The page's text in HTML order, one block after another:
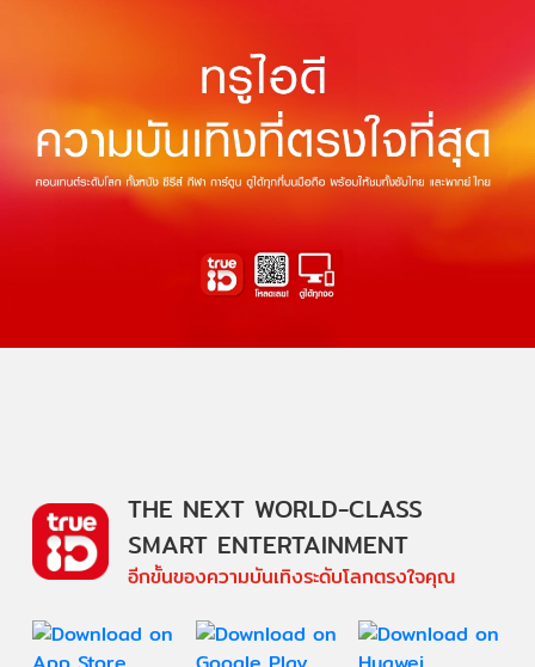
THE NEXT WORLD-CLASS
SMART ENTERTAINMENT
อีกขั้นของความบันเทิงระดับโลกตรงใจคุณ